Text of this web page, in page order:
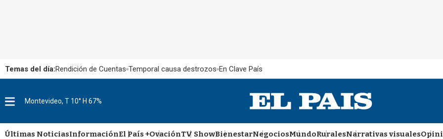
Temas del día:Rendición de Cuentas Temporal causa destrozos En Clave País
u
Montevideo, T 10° H 67%
Últimas NoticiasInformaciónEl País +OvaciónTV ShowBienestarNegociosMundoRuralesNarrativas visuales